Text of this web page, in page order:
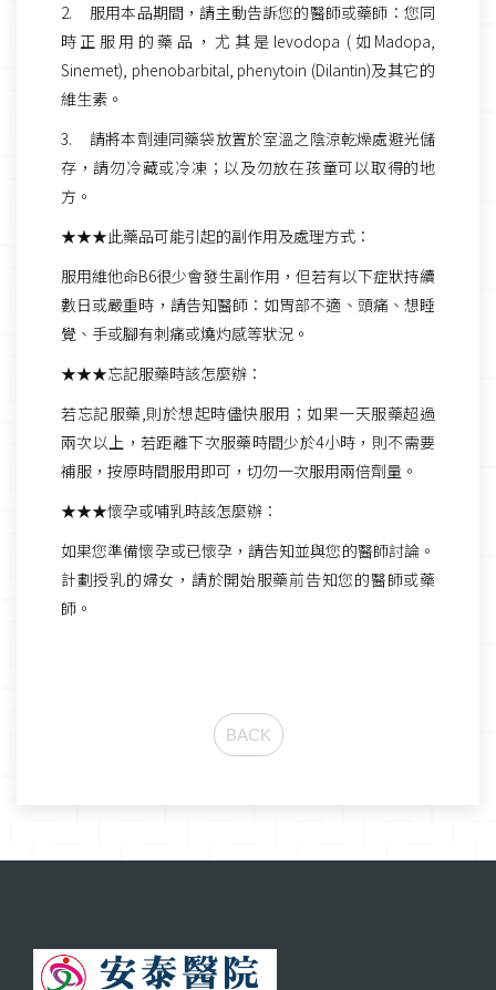
2. 服用本品期間，請主動告訴您的醫師或藥師：您同
時正服用的藥品，尤其是levodopa (如Madopa,
Sinemet), phenobarbital, phenytoin (Dilantin)及其它的
維生素。
3. 請將本劑連同藥袋放置於室溫之陰涼乾燥處避光儲
存，請勿冷藏或冷凍；以及勿放在孩童可以取得的地
方。
★★★此藥品可能引起的副作用及處理方式：
服用維他命B6很少會發生副作用，但若有以下症狀持續
數日或嚴重時，請告知醫師：如胃部不適、頭痛、想睡
覺、手或腳有刺痛或燒灼感等狀況。
★★★忘記服藥時該怎麼辦：
若忘記服藥,則於想起時儘快服用；如果一天服藥超過
兩次以上，若距離下次服藥時間少於4小時，則不需要
補服，按原時間服用即可，切勿一次服用兩倍劑量。
★★★懷孕或哺乳時該怎麼辦：
如果您準備懷孕或已懷孕，請告知並與您的醫師討論。
計劃授乳的婦女，請於開始服藥前告知您的醫師或藥
師。
BACK